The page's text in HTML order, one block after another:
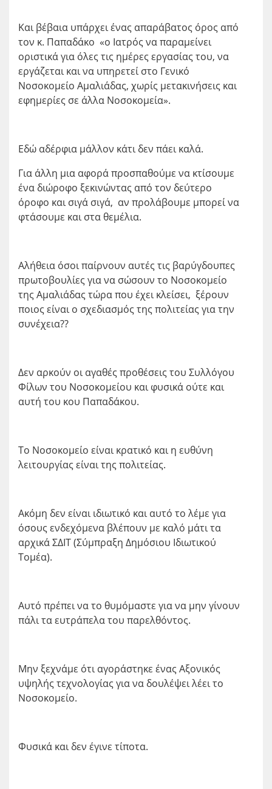
Και βέβαια υπάρχει ένας απαράβατος όρος από
τον κ. Παπαδάκο «ο Ιατρός να παραμείνει
οριστικά για όλες τις ημέρες εργασίας του, να
εργάζεται και να υπηρετεί στο Γενικό
Νοσοκομείο Αμαλιάδας, χωρίς μετακινήσεις και
εφημερίες σε άλλα Νοσοκομεία».
Εδώ αδέρφια μάλλον κάτι δεν πάει καλά.
Για άλλη μια αφορά προσπαθούμε να κτίσουμε
ένα διώροφο ξεκινώντας από τον δεύτερο
όροφο και σιγά σιγά, αν προλάβουμε μπορεί να
φτάσουμε και στα θεμέλια.
Αλήθεια όσοι παίρνουν αυτές τις βαρύγδουπες
πρωτοβουλίες για να σώσουν το Νοσοκομείο
της Αμαλιάδας τώρα που έχει κλείσει, ξέρουν
ποιος είναι ο σχεδιασμός της πολιτείας για την
συνέχεια??
Δεν αρκούν οι αγαθές προθέσεις του Συλλόγου
Φίλων του Νοσοκομείου και φυσικά ούτε και
αυτή του κου Παπαδάκου.
Το Νοσοκομείο είναι κρατικό και η ευθύνη
λειτουργίας είναι της πολιτείας.
Ακόμη δεν είναι ιδιωτικό και αυτό το λέμε για
όσους ενδεχόμενα βλέπουν με καλό μάτι τα
αρχικά ΣΔΙΤ (Σύμπραξη Δημόσιου Ιδιωτικού
Τομέα).
Αυτό πρέπει να το θυμόμαστε για να μην γίνουν
πάλι τα ευτράπελα του παρελθόντος.
Μην ξεχνάμε ότι αγοράστηκε ένας Αξονικός
υψηλής τεχνολογίας για να δουλέψει λέει το
Νοσοκομείο.
Φυσικά και δεν έγινε τίποτα.